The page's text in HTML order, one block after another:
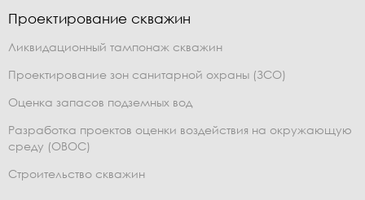
Проектирование скважин
Ликвидационный тампонаж скважин
Проектирование зон санитарной охраны (ЗСО)
Оценка запасов подземных вод
Разработка проектов оценки воздействия на окружающую
среду (ОВОС)
Строительство скважин